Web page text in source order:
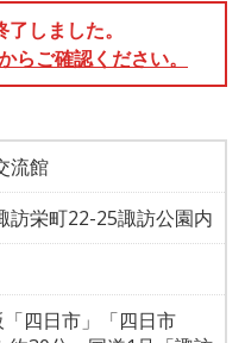
しました。
らご確認ください。
流館
訪栄町22-25諏訪公園内
四日市」「四日市